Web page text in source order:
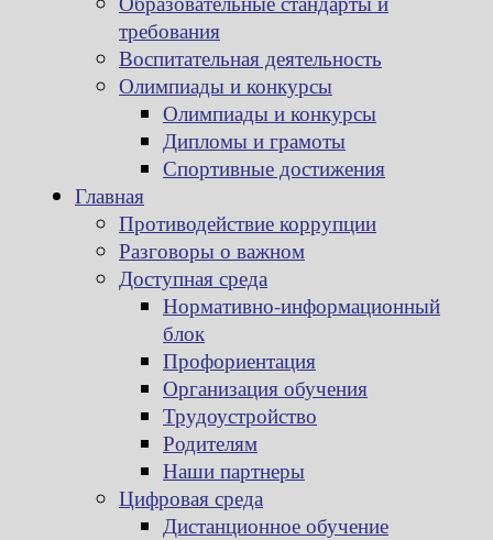
требования
Воспитательная деятельность
Олимпиады и конкурсы
Олимпиады и конкурсы
Дипломы и грамоты
Спортивные достижения
Главная
Противодействие коррупции
Разговоры о важном
Доступная среда
Нормативно-информационный
блок
Профориентация
Организация обучения
Трудоустройство
Родителям
Наши партнеры
Цифровая среда
Дистанционное обучение